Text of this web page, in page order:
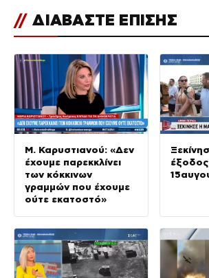
// ΔΙΑΒΑΣΤΕ ΕΠΙΣΗΣ
Μ. Καρυστιανού: «Δεν
έχουμε παρεκκλίνει
των κόκκινων
γραμμών που έχουμε
ούτε εκατοστό»
έξοδος